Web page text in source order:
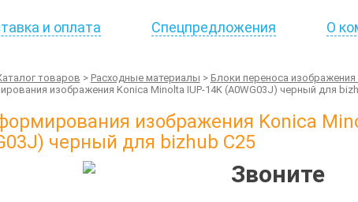
и оплата Спецпредложения О
товаров > Расходные материалы > Блоки переноса
изображения Konica Minolta IUP-14K (A0WG03J) черный для
изображения Konica
черный для bizhub C25
Звоните